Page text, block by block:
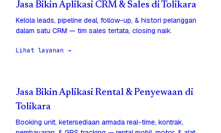
Jasa Bikin Aplikasi CRM & Sales di Tolikara
Kelola leads, pipeline deal, follow-up, & histori pelanggan
dalam satu CRM — tim sales tertata, closing naik.
Lihat layanan →
Jasa Bikin Aplikasi Rental & Penyewaan di
Tolikara
Booking unit, ketersediaan armada real-time, kontrak,